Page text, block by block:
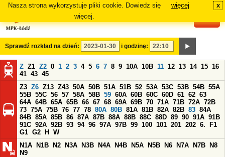
Nasza strona wykorzystuje pliki cookie. Dowiedz się
więcej.
więcej x
Sprawdź rozkład na dzień: i godzinę:
Z Z1 Z2 0 1 2 3 4 5 6 7 8 9 10A 10B 11 12 13 14 15 16
41 43 45
Z3 Z6 Z13 Z43 50A 50B 51A 51B 52 53A 53C 53B 54B 55A
55B 55C 56 57 58A 58B 59 60A 60B 60C 60D 61 62 63
64A 64B 65A 65B 66 67 68 69A 69B 70 71A 71B 72A 72B
73 75A 75B 76 77 78 80A 80B 81A 81B 82A 82B 83 84A
84B 85A 85B 86 87A 87B 88A 88B 88C 88D 89 90 91A 91B
91C 92A 92B 93 94 96 97A 97B 99 100 101 201 202 6.
F1
G1 G2 H
W
N1A
N1B N2 N3A N3B N4A N4B N5A N5B N6 N7A N7B
N8
N9